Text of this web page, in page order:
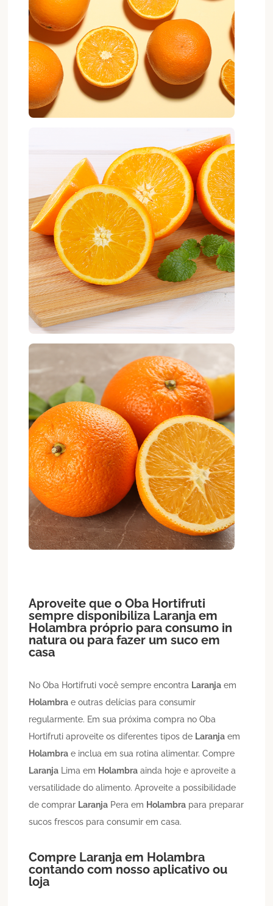
Aproveite que o Oba Hortifruti
sempre disponibiliza Laranja em
Holambra próprio para consumo in
natura ou para fazer um suco em
casa
No Oba Hortifruti você sempre encontra Laranja em
Holambra e outras delícias para consumir
regularmente. Em sua próxima compra no Oba
Hortifruti aproveite os diferentes tipos de Laranja em
Holambra e inclua em sua rotina alimentar. Compre
Laranja Lima em Holambra ainda hoje e aproveite a
versatilidade do alimento. Aproveite a possibilidade
de comprar Laranja Pera em Holambra para preparar
sucos frescos para consumir em casa.
Compre Laranja em Holambra
contando com nosso aplicativo ou
loja